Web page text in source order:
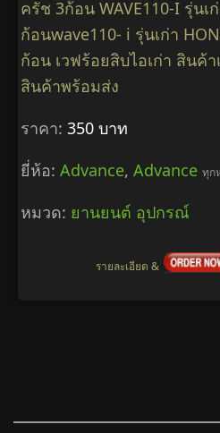
ครัช 3ก้อน WAVE110-I รุ่นเ
ก้อนwave110- i รุ่นเก่า
ก้อน เวฟร้อยสิบไอเก่า สินค้า
สินค้าพร้อมส่ง
ราคา: 350 บาท
ยี่ห้อ: Advance, Advance ทุก
หมวด: ยานยนต์ อุปกรณ์
รายละเอียด &